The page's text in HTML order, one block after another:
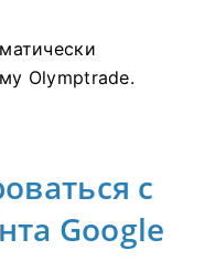
Olymptrade.
с
Google